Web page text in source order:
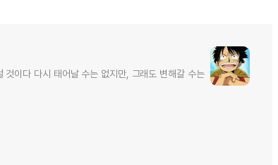
이다 다시 태어날 수는 없지만, 그래도 변해갈 수는